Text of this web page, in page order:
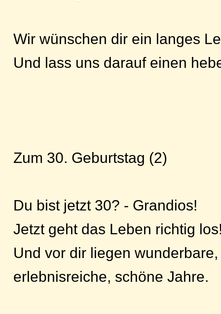
Wir wünschen dir ein langes
Und lass uns darauf einen
Zum 30. Geburtstag (2)
Du bist jetzt 30? - Grandios!
Jetzt geht das Leben richtig
Und vor dir liegen wunderbare,
erlebnisreiche, schöne Jahre.